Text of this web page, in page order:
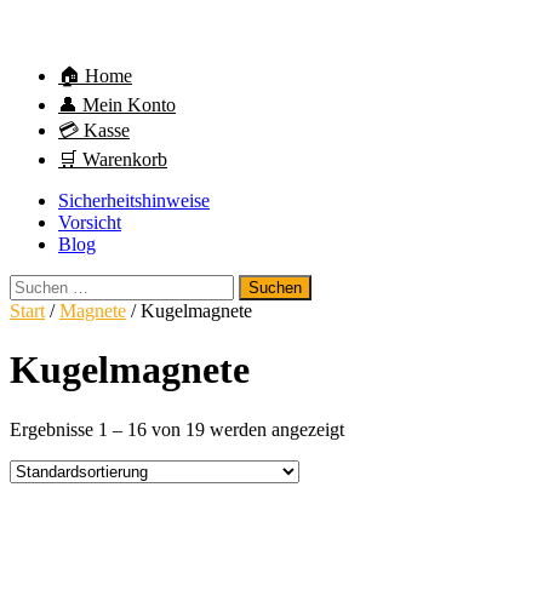
🏠 Home
👤 Mein Konto
💳 Kasse
🛒 Warenkorb
Sicherheitshinweise
Vorsicht
Blog
Suchen
nach:
Start /Magnete / Kugelmagnete
Kugelmagnete
Ergebnisse 1 – 16 von 19 werden angezeigt